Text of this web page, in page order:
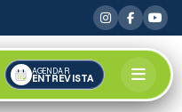
AGENDAR
ENTREVISTA